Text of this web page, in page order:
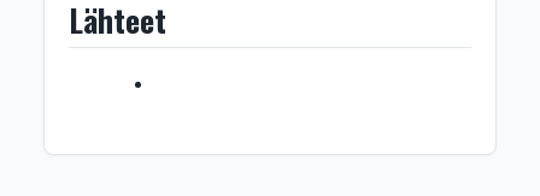
Lähteet